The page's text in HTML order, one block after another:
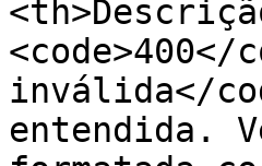
<code>400</
inválida</
entendida.